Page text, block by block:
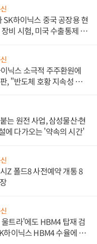
하이닉스 중국 공장용 현
비 시험, 미국 수출통제 대
닉스 소극적 주주환원에
, "반도체 호황 지속성 의
는 원전 사업, 삼성물산·현
에 다가오는 '약속의 시간'
Z 폴드8 사전예약 개통 8
트라'에도 HBM4 탑재 검
하이닉스 HBM4 수율에 주